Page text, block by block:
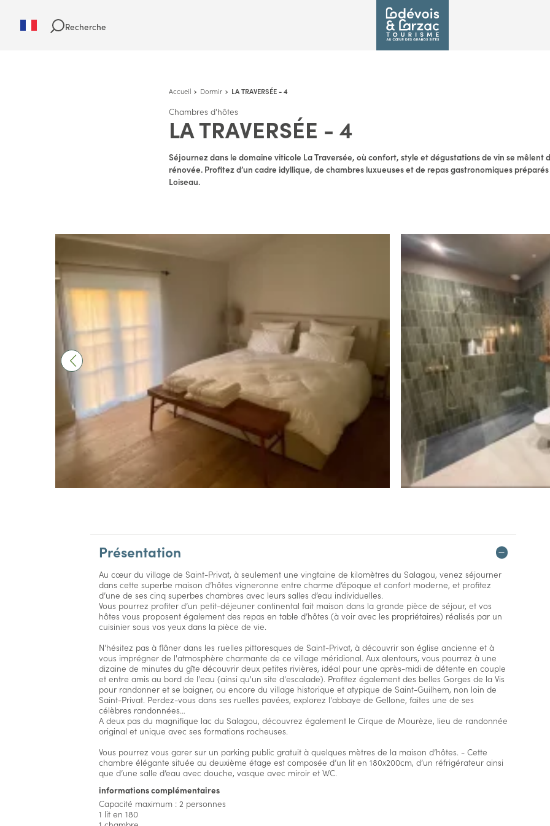
Recherche
Accueil Dormir LA TRAVERSÉE - 4
Chambres d'hôtes
LA TRAVERSÉE - 4
Séjournez dans le domaine viticole La Traversée, où confort, style et dégustations de vin se mêlent
rénovée. Profitez d’un cadre idyllique, de chambres luxueuses et de repas gastronomiques
Loiseau.
Présentation
Au cœur du village de Saint-Privat, à seulement une vingtaine de kilomètres du Salagou, venez séjourner
dans cette superbe maison d’hôtes vigneronne entre charme d’époque et confort moderne, et profitez
d’une de ses cinq superbes chambres avec leurs salles d’eau individuelles.
Vous pourrez profiter d’un petit-déjeuner continental fait maison dans la grande pièce de séjour, et vos
hôtes vous proposent également des repas en table d’hôtes (à voir avec les propriétaires) réalisés par un
cuisinier sous vos yeux dans la pièce de vie.
N'hésitez pas à flâner dans les ruelles pittoresques de Saint-Privat, à découvrir son église ancienne et à
vous imprégner de l'atmosphère charmante de ce village méridional. Aux alentours, vous pourrez à une
dizaine de minutes du gîte découvrir deux petites rivières, idéal pour une après-midi de détente en couple
et entre amis au bord de l'eau (ainsi qu'un site d'escalade). Profitez également des belles Gorges de la Vis
pour randonner et se baigner, ou encore du village historique et atypique de Saint-Guilhem, non loin de
Saint-Privat. Perdez-vous dans ses ruelles pavées, explorez l'abbaye de Gellone, faites une de ses
célèbres randonnées…
A deux pas du magnifique lac du Salagou, découvrez également le Cirque de Mourèze, lieu de randonnée
original et unique avec ses formations rocheuses.
Vous pourrez vous garer sur un parking public gratuit à quelques mètres de la maison d’hôtes. - Cette
chambre élégante située au deuxième étage est composée d’un lit en 180x200cm, d’un réfrigérateur ainsi
que d’une salle d’eau avec douche, vasque avec miroir et WC.
informations complémentaires
Capacité maximum : 2 personnes
1 lit en 180